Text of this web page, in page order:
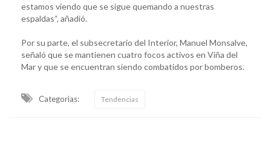
estamos viendo que se sigue quemando a nuestras
espaldas“, añadió.
Por su parte, el subsecretario del Interior, Manuel Monsalve,
señaló que se mantienen cuatro focos activos en Viña del
Mar y que se encuentran siendo combatidos por bomberos.
Categorias: Tendencias